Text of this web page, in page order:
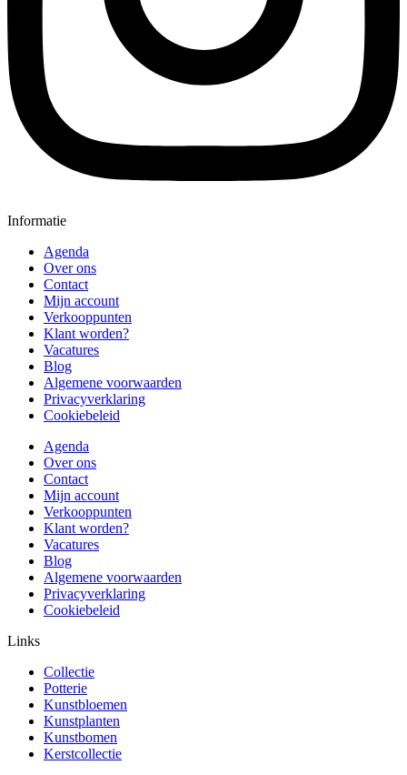
Informatie
Agenda
Over ons
Contact
Mijn account
Verkooppunten
Klant worden?
Vacatures
Blog
Algemene voorwaarden
Privacyverklaring
Cookiebeleid
Agenda
Over ons
Contact
Mijn account
Verkooppunten
Klant worden?
Vacatures
Blog
Algemene voorwaarden
Privacyverklaring
Cookiebeleid
Links
Collectie
Potterie
Kunstbloemen
Kunstplanten
Kunstbomen
Kerstcollectie